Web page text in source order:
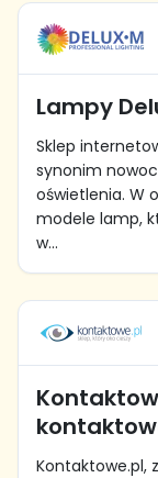
Lampy
Sklep
synonim
oświetlenia. W
modele lamp,
w...
Kontaktowe.pl,